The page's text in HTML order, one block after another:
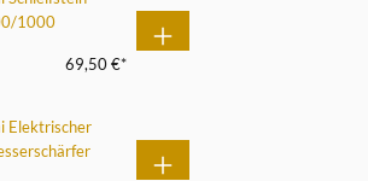
1000
69,50 €*
Elektrischer